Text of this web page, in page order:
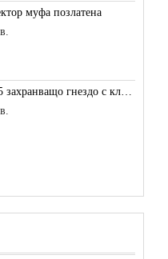
муфа позлатена
PC010 5.5x2.5 захранващо гнездо с клема за кабел